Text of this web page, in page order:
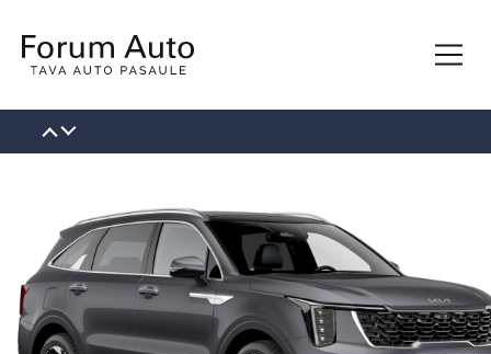
О НАС
НОВОСТИ
ВАКАНСИИ